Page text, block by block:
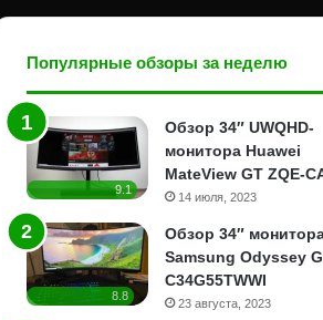
Популярные обзоры за неделю
9.1
Обзор 34″ UWQHD-
монитора Huawei
MateView GT ZQE-
14 июля, 2023
8.8
Обзор 34″
Samsung Odyssey
C34G55TWWI
23 августа, 2023